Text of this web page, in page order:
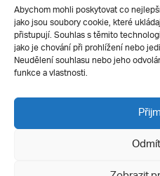
Abychom mohli poskytovat co
jako jsou soubory cookie, které
přistupují. Souhlas s těmito
jako je chování při prohlížení nebo
Neudělení souhlasu nebo jeho
funkce a vlastnosti.
Silverius
E-
Ochrana soukromí
Všechna práva vyhrazena